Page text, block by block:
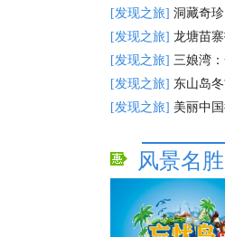
[发现之旅] 洞藏奇
[发现之旅] 龙塘苗
[发现之旅] 三娘湾
[发现之旅] 东山岛
[发现之旅] 美丽中
风景名胜